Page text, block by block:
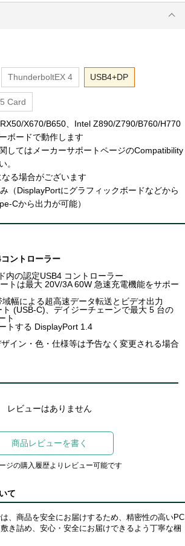
ThunderboltEX 4 USB4+DP
Card
X670/B650、Intel Z890/Z790/B760/H770
ボードで動作します
してはメーカーサポートページのCompatibility
。
る場合がございます
（DisplayPortにグラフィックボードなどから
Cから出力が可能）
ントローラー
内の認定USB4 コントローラー
トは最大 20V/3A 60W 急速充電機能をサポー
幅による超高速データ転送とビデオ出力
(USB-C)、デイジーチェーンで最大 5 台の
ト
トする DisplayPort 1.4
イン・色・仕様等は予告なく変更される場合
レビューはありません
商品レビューを書く
ジの購入履歴よりレビュー可能です
て
、商品を安全にお届けするため、精密性の高いPC
き詰め、安心・安全にお届けできるよう丁寧な梱